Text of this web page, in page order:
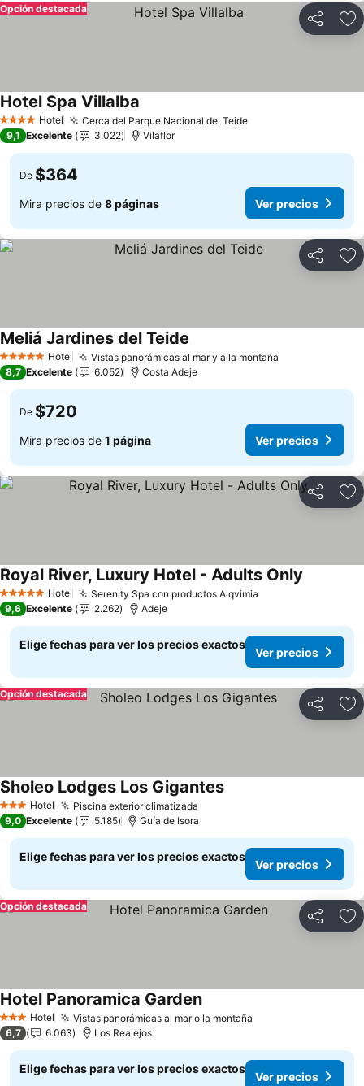
Compartir
Opción destacada
4 EstrellasHotel Cerca del Parque Nacional del TeideVer precios
Hotel Spa Villalba
9,1 Excelente 3.022 Vilaflor
De $364
Mira precios de 8 páginas Ver precios
Compartir
5 Estrellas Hotel Vistas panorámicas al mar y a la montaña
Meliá Jardines del Teide
8,7 Excelente 6.052 Costa Adeje
De $720
Mira precios de 1 página Ver precios
Compartir
5 Estrellas Hotel Serenity Spa con productos Alqvimia
Royal River, Luxury Hotel - Adults Only
9,6 Excelente 2.262 Adeje
Elige fechas para ver los precios exactos
Ver precios
Compartir
Opción destacada
3 Estrellas
Hotel Piscina exterior climatizada
Sholeo Lodges Los GigantesVer precios
9,0 Excelente 5.185 Guía de Isora
Elige fechas para ver los precios exactos
Ver precios
Compartir
Opción destacada
3 Estrellas
Hotel Vistas panorámicas al mar o la montaña
Hotel Panoramica GardenVer precios
6,7 6.063 Los Realejos
Elige fechas para ver los precios exactos
Ver precios